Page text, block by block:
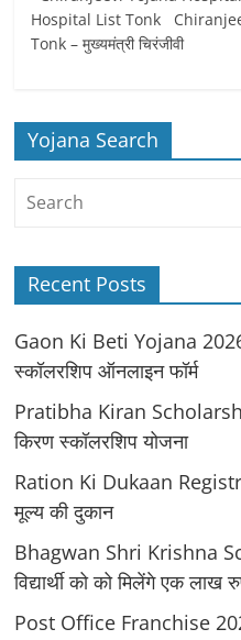
Hospital List Tonk
Tonk – मुख्यमंत्री चिरंजीवी
Yojana Search
Recent Posts
Gaon Ki Beti Yojana 2026
स्कॉलरशिप ऑनलाइन फॉर्म
Pratibha Kiran
किरण स्कॉलरशिप योजना
Ration Ki Dukaan
मूल्य की दुकान
Bhagwan Shri Krishna
विद्यार्थी को को मिलेंगे एक लाख
Post Office Franchise